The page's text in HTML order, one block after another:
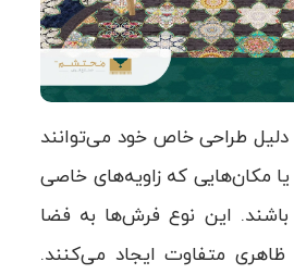
دلیل طراحی خاص خود می‌توانند
مکان‌هایی که زاویه‌های خاصی
باشند. این نوع فرش‌ها به فضا
متفاوت ایجاد می‌کنند.